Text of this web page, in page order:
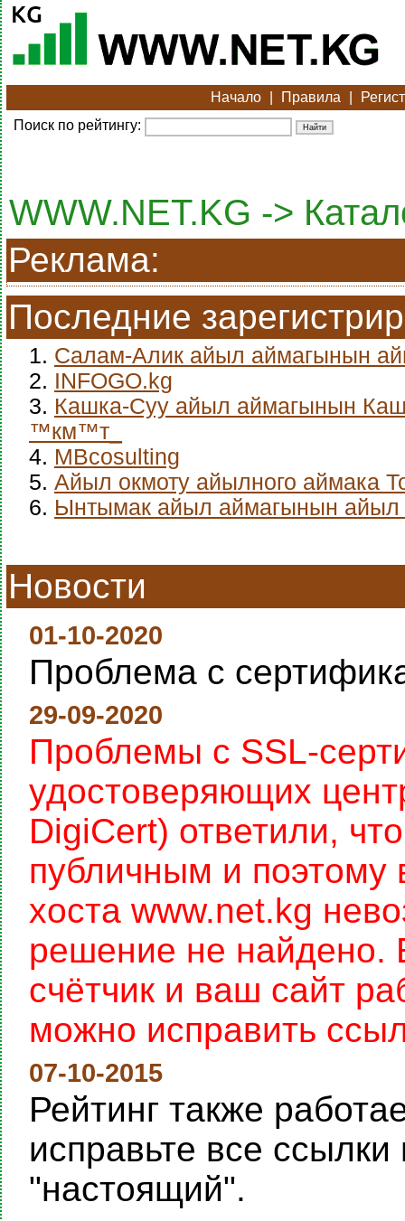
Начало Правила
Поиск по рейтингу:
WWW.NET.KG ->
Реклама:
Последние
1. Салам-Алик айыл аймагынын
2. INFOGO.kg
3. Кашка-Суу айыл аймагынын
™км™т_
4. MBcosulting
5. Айыл окмоту айылного аймака
6. Ынтымак айыл аймагынын айыл
Новости
01-10-2020
Проблема с
29-09-2020
Проблемы с SSL-
удостоверяющих
DigiCert) ответили,
публичным и поэтому
хоста www.net.kg
решение не найдено.
счётчик и ваш сайт
можно исправить
07-10-2015
Рейтинг также
исправьте все
"настоящий".